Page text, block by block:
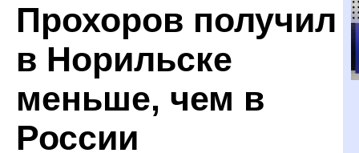
Прохоров получил
в Норильске
меньше, чем в
России